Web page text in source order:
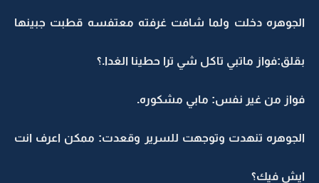
الجوهره دخلت ولما شافت غرفته معتفسه قطبت جبينها
بقلق:فواز ماتبي تاكل شي ترا حطينا الغدا.؟
فواز من غير نفس: مابي مشكوره.
الجوهره تنهدت وتوجهت للسرير وقعدت: ممكن اعرف انت
ايش فيك؟